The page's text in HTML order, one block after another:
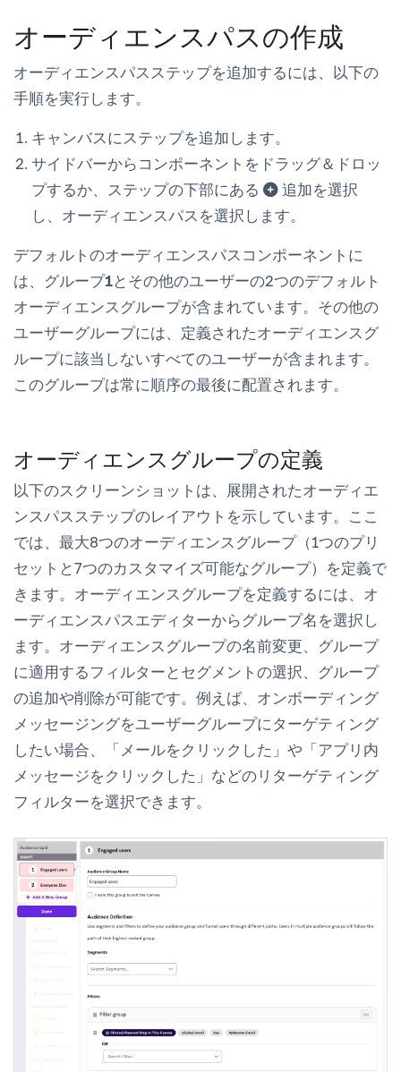
オーディエンスパスの作成
オーディエンスパスステップを追加するには、以下の
手順を実行します。
キャンバスにステップを追加します。
サイドバーからコンポーネントをドラッグ＆ドロッ
プするか、ステップの下部にある
追加を選択
し、 オーディエンスパスを選択します。
デフォルトのオーディエンスパスコンポーネントに
は、 グループ1とその他のユーザーの2つのデフォルト
オーディエンスグループが含まれています。 その他の
ユーザーグループには、定義されたオーディエンスグ
ループに該当しないすべてのユーザーが含まれます。
このグループは常に順序の最後に配置されます。
オーディエンスグループの定義
以下のスクリーンショットは、展開されたオーディエ
ンスパスステップのレイアウトを示しています。ここ
では、最大8つのオーディエンスグループ（1つのプリ
セットと7つのカスタマイズ可能なグループ）を定義で
きます。オーディエンスグループを定義するには、オ
ーディエンスパスエディターからグループ名を選択し
ます。オーディエンスグループの名前変更、グループ
に適用するフィルターとセグメントの選択、グループ
の追加や削除が可能です。例えば、オンボーディング
メッセージングをユーザーグループにターゲティング
したい場合、「メールをクリックした」や「アプリ内
メッセージをクリックした」などのリターゲティング
フィルターを選択できます。